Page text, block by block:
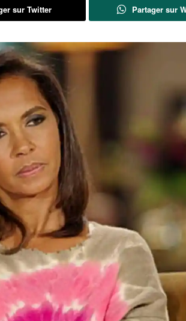
sur Twitter Partager sur